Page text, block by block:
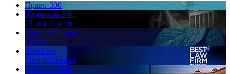
Право-300
Юррынок РФ:
35 лет спустя
Экологическое
право
Best Law
Firm Marketing
ПМЮФ 2026